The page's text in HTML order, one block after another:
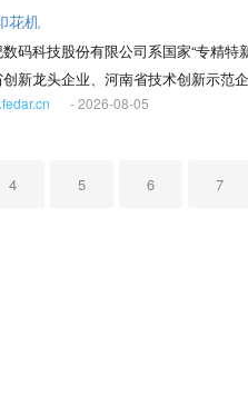
全球生态圈。 面对数字化、智能化
、可持续发展、数字印刷等热点趋
花机
码科技股份有限公司系国家“专精
新龙头企业、河南省技术创新示范
务型制造示范企业。公司股票于
、世纪风、飞蝶纺印、百利、变色龙
- 2026-08-05
4 5 6 7